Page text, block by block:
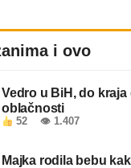
i ovo
Vedro u BiH, do
oblačnosti
52 👁 1.407
Majka rodila bebu